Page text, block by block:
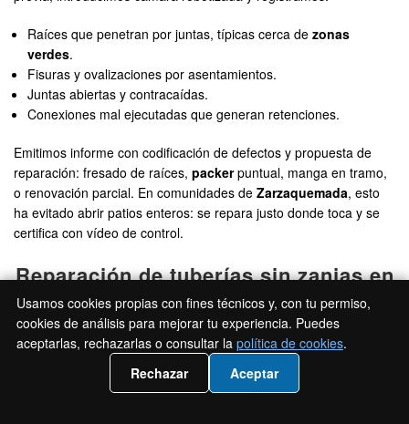
Raíces que penetran por juntas, típicas cerca dezonas
verdes.
Fisuras y ovalizaciones por asentamientos.
Juntas abiertas y contracaídas.
Conexiones mal ejecutadas que generan retenciones.
Emitimos informe con codificación de defectos y propuesta de
reparación: fresado de raíces, packerpuntual, manga en tramo,
o renovación parcial. En comunidades de Zarzaquemada, esto
ha evitado abrir patios enteros: se repara justo donde toca y se
certifica con vídeo de control.
Reparación de tuberías sin zanjas en
Leganés (Madrid)
📲 Llámanos 919 93 35 36
Usamos cookies propias con fines técnicos y, con tu permiso,
cookies de análisis para mejorar tu experiencia. Puedes
aceptarlas, rechazarlas o consultar la política de cookies.
Rechazar
Aceptar